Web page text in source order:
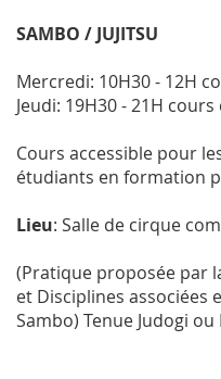
SAMBO / JUJITSU
Mercredi: 10H30 - 12H
Jeudi: 19H30 - 21H
Cours accessible pour
étudiants en formation
Lieu: Salle de cirque
(Pratique proposée par
et Disciplines associées
Sambo) Tenue Judogi